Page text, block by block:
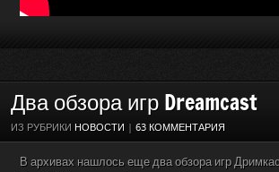
Два обзора игр Dreamcast
ИЗ РУБРИКИ НОВОСТИ | 63 КОММЕНТАРИЯ
В архивах нашлось еще два обзора игр